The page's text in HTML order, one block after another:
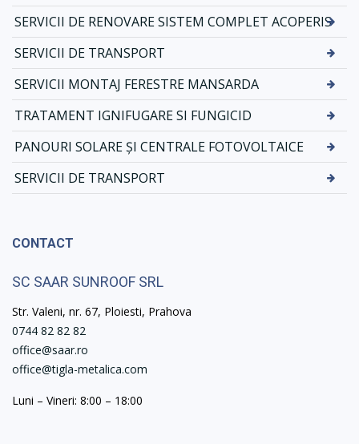
SERVICII DE RENOVARE SISTEM COMPLET ACOPERIS
SERVICII DE TRANSPORT
SERVICII MONTAJ FERESTRE MANSARDA
TRATAMENT IGNIFUGARE SI FUNGICID
PANOURI SOLARE ȘI CENTRALE FOTOVOLTAICE
SERVICII DE TRANSPORT
CONTACT
SC SAAR SUNROOF SRL
Str. Valeni, nr. 67, Ploiesti, Prahova
0744 82 82 82
office@saar.ro
office@tigla-metalica.com
Luni – Vineri: 8:00 – 18:00